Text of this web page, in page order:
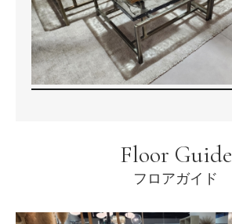
Floor Guide
フロアガイド